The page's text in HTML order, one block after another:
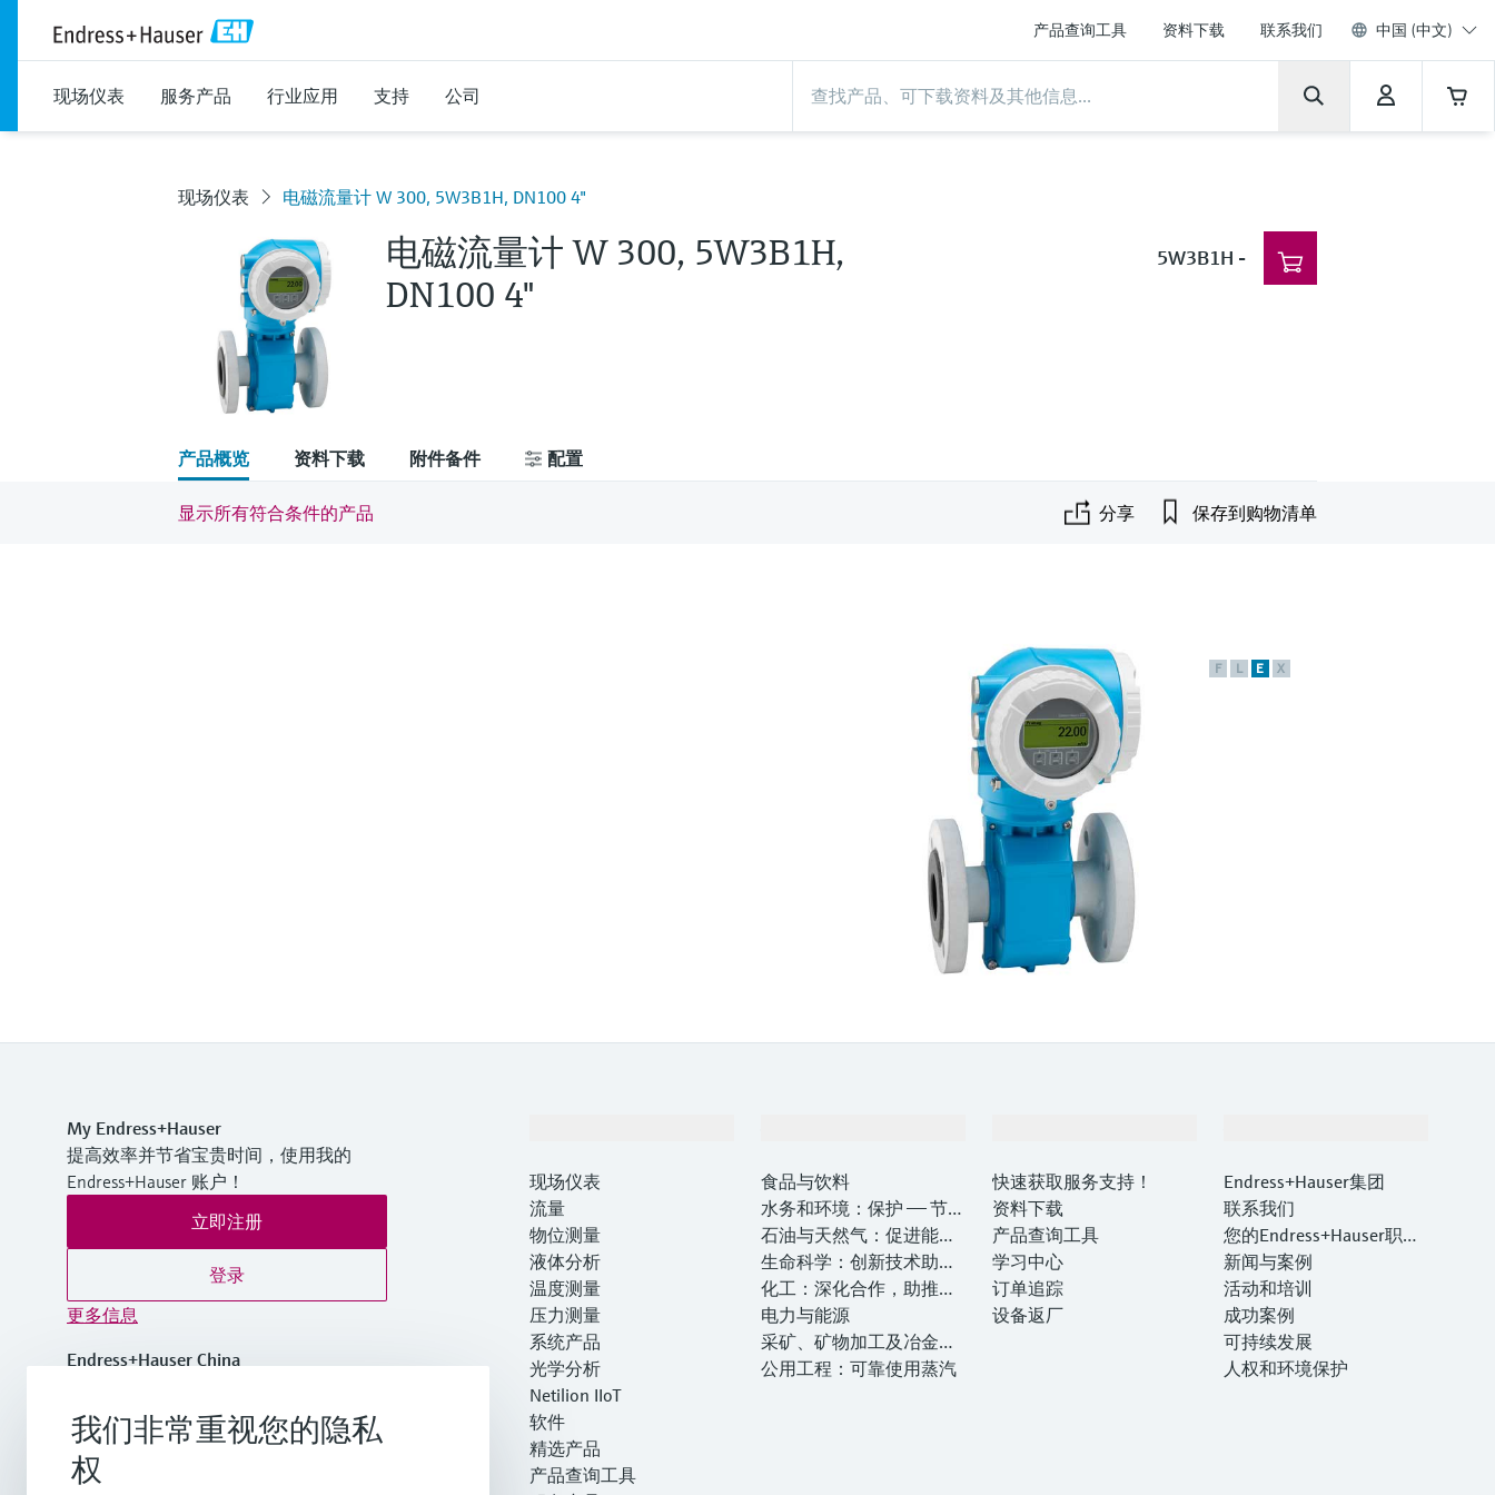
产品查询工具 资料下载 联系我们 中国 (中文)
现场仪表 服务产品 行业应用 支持 公司
现场仪表 电磁流量计 W 300, 5W3B1H, DN100 4"
电磁流量计 W 300, 5W3B1H,
DN100 4"
5W3B1H -
产品概览 资料下载 附件备件 配置
显示所有符合条件的产品 分享 保存到购物清单
F L E X
My Endress+Hauser
提高效率并节省宝贵时间，使用我的
Endress+Hauser 账户！
立即注册
登录
更多信息
Endress+Hauser China
+86-21-2403 9600
现场仪表
流量
物位测量
液体分析
温度测量
压力测量
系统产品
光学分析
Netilion IIoT
软件
精选产品
产品查询工具
食品与饮料
水务和环境：保护 —— 节约
—— 提高
石油与天然气：促进能源
转型，实现净零目标
生命科学：创新技术助推
卓越运营
化工：深化合作，助推可
持续成功
电力与能源
采矿、矿物加工及冶金：
打造可持续的未来
公用工程：可靠使用蒸汽
快速获取服务支持！
资料下载
产品查询工具
学习中心
订单追踪
设备返厂
Endress+Hauser集团
联系我们
您的Endress+Hauser职业
生涯
新闻与案例
活动和培训
成功案例
可持续发展
人权和环境保护
我们非常重视您的隐私
权